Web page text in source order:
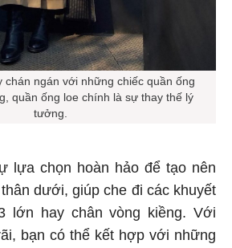
chán ngán với những chiếc quần ống
quần ống loe chính là sự thay thế lý
tưởng.
lựa chọn hoàn hảo để tạo nên
dưới, giúp che đi các khuyết
lớn hay chân vòng kiềng. Với
bạn có thể kết hợp với những